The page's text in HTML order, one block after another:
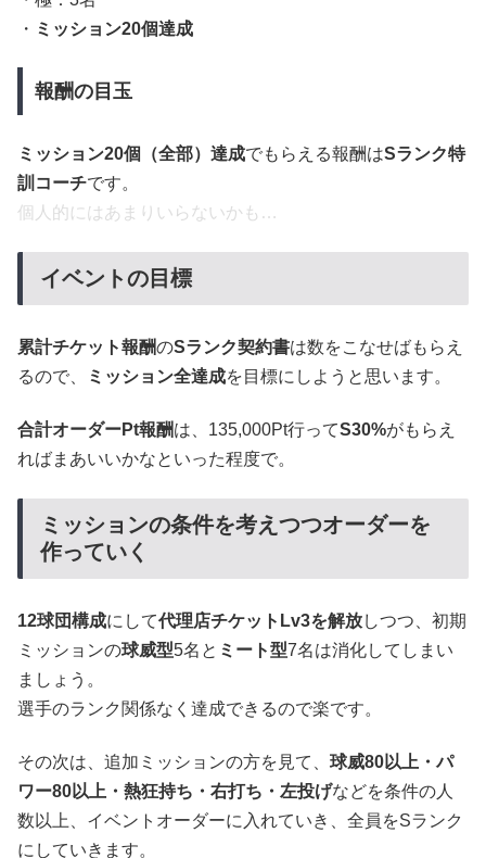
・ ミッション20個達成
報酬の目玉
ミッション20個（全部）達成でもらえる報酬はSランク特
訓コーチです。
個人的にはあまりいらないかも…
イベントの目標
累計チケット報酬のSランク契約書は数をこなせばもらえ
るので、
ミッション全達成を目標にしようと思います。
合計オーダーPt報酬は、135,000Pt行ってS30%がもらえ
ればまあいいかなといった程度で。
ミッションの条件を考えつつオーダーを
作っていく
12球団構成にして代理店チケットLv3を解放しつつ、初期
ミッションの球威型5名と ミート型7名は消化してしまい
ましょう。
選手のランク関係なく達成できるので楽です。
その次は、追加ミッションの方を見て、 球威80以上・パ
ワー80以上・熱狂持ち・右打ち・左投げなどを条件の人
数以上、イベントオーダーに入れていき、全員をSランク
にしていきます。